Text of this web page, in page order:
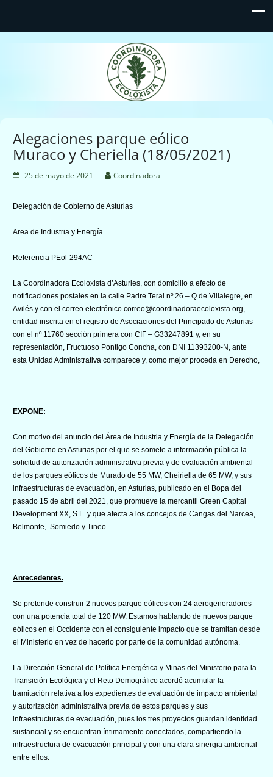
Coordinadora Ecoloxista
d'Asturies
Alegaciones parque eólico
Muraco y Cheriella (18/05/2021)
25 de mayo de 2021 Coordinadora
Delegación de Gobierno de Asturias
Area de Industria y Energía
Referencia PEol-294AC
La Coordinadora Ecoloxista d’Asturies, con domicilio a efecto de
notificaciones postales en la calle Padre Teral nº 26 – Q de Villalegre, en
Avilés y con el correo electrónico correo@coordinadoraecoloxista.org,
entidad inscrita en el registro de Asociaciones del Principado de Asturias
con el nº 11760 sección primera con CIF – G33247891 y, en su
representación, Fructuoso Pontigo Concha, con DNI 11393200-N, ante
esta Unidad Administrativa comparece y, como mejor proceda en Derecho,
EXPONE:
Con motivo del anuncio del Área de Industria y Energía de la Delegación
del Gobierno en Asturias por el que se somete a información pública la
solicitud de autorización administrativa previa y de evaluación ambiental
de los parques eólicos de Murado de 55 MW, Cheiriella de 65 MW, y sus
infraestructuras de evacuación, en Asturias, publicado en el Bopa del
pasado 15 de abril del 2021, que promueve la mercantil Green Capital
Development XX, S.L. y que afecta a los concejos de Cangas del Narcea,
Belmonte, Somiedo y Tineo.
Antecedentes.
Se pretende construir 2 nuevos parque eólicos con 24 aerogeneradores
con una potencia total de 120 MW. Estamos hablando de nuevos parque
eólicos en el Occidente con el consiguiente impacto que se tramitan desde
el Ministerio en vez de hacerlo por parte de la comunidad autónoma.
La Dirección General de Política Energética y Minas del Ministerio para la
Transición Ecológica y el Reto Demográfico acordó acumular la
tramitación relativa a los expedientes de evaluación de impacto ambiental
y autorización administrativa previa de estos parques y sus
infraestructuras de evacuación, pues los tres proyectos guardan identidad
sustancial y se encuentran íntimamente conectados, compartiendo la
infraestructura de evacuación principal y con una clara sinergia ambiental
entre ellos.